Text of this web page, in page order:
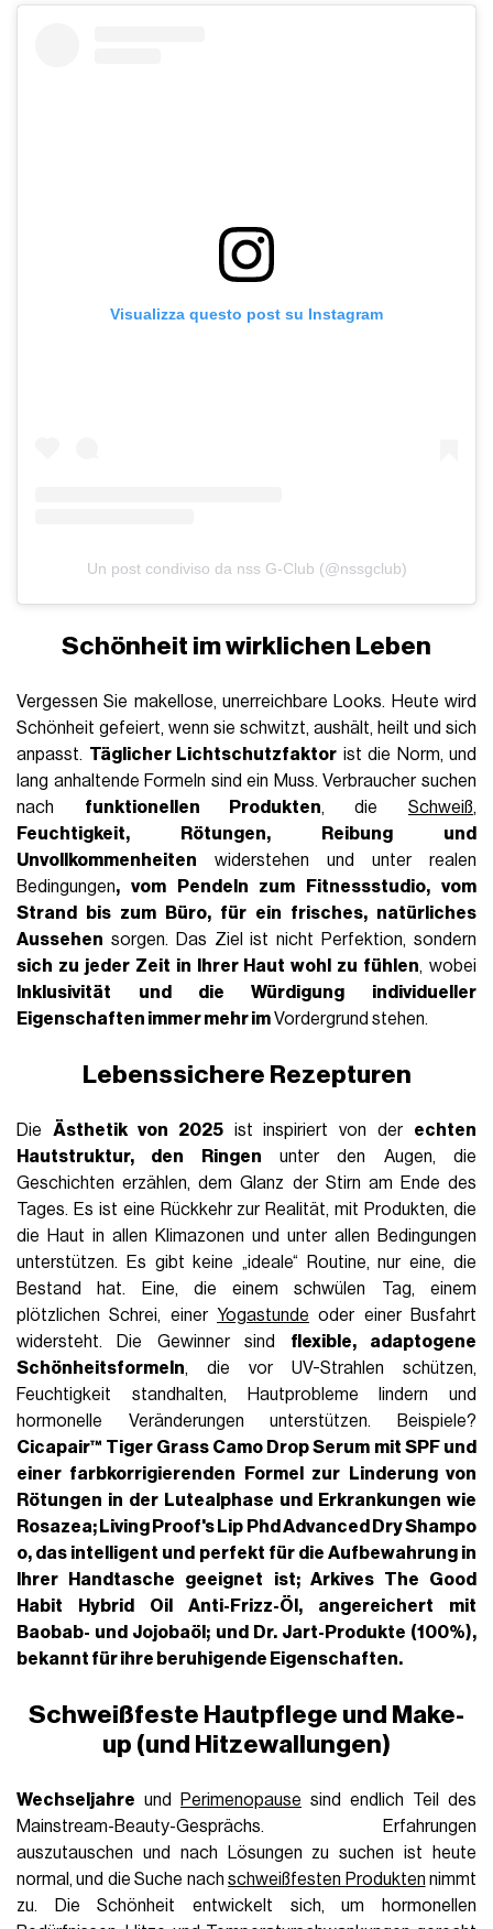
Visualizza questo post su Instagram
Un post condiviso da nss G-Club (@nssgclub)
Schönheit im wirklichen Leben
Vergessen Sie makellose, unerreichbare Looks. Heute wird
Schönheit gefeiert, wenn sie schwitzt, aushält, heilt und sich
anpasst. Täglicher Lichtschutzfaktor ist die Norm, und
lang anhaltende Formeln sind ein Muss. Verbraucher suchen
nach funktionellen Produkten, die Schweiß,
Feuchtigkeit, Rötungen, Reibung und
Unvollkommenheiten widerstehen und unter realen
Bedingungen, vom Pendeln zum Fitnessstudio, vom
Strand bis zum Büro, für ein frisches, natürliches
Aussehen sorgen. Das Ziel ist nicht Perfektion, sondern
sich zu jeder Zeit in Ihrer Haut wohl zu fühlen, wobei
Inklusivität und die Würdigung individueller
Eigenschaften immer mehr imVordergrund stehen.
Lebenssichere Rezepturen
Die Ästhetik von 2025ist inspiriert von der echten
Hautstruktur, den Ringen unter den Augen, die
Geschichten erzählen, dem Glanz der Stirn am Ende des
Tages. Es ist eine Rückkehr zur Realität, mit Produkten, die
die Haut in allen Klimazonen und unter allen Bedingungen
unterstützen. Es gibt keine „ideale“ Routine, nur eine, die
Bestand hat. Eine, die einem schwülen Tag, einem
plötzlichen Schrei, einer Yogastunde oder einer Busfahrt
widersteht. Die Gewinner sind flexible, adaptogene
Schönheitsformeln, die vor UV-Strahlen schützen,
Feuchtigkeit standhalten, Hautprobleme lindern und
hormonelle Veränderungen unterstützen. Beispiele?
Cicapair™ Tiger Grass Camo Drop Serum mit SPF und
einer farbkorrigierenden Formel zur Linderung von
Rötungen in der Lutealphase und Erkrankungen wie
Rosazea; Living Proof's Lip Phd Advanced Dry Shampo
o, das intelligent und perfekt für die Aufbewahrung in
Ihrer Handtasche geeignet ist; Arkives The Good
Habit Hybrid Oil Anti-Frizz-Öl, angereichert mit
Baobab- und Jojobaöl ; und Dr. Jart-Produkte (100%),
bekannt für ihre beruhigende Eigenschaften.
Schweißfeste Hautpflege und Make-
up (und Hitzewallungen)
Wechseljahre und Perimenopause sind endlich Teil des
Mainstream-Beauty-Gesprächs. Erfahrungen
auszutauschen und nach Lösungen zu suchen ist heute
normal, und die Suche nachschweißfesten Produkten nimmt
zu. Die Schönheit entwickelt sich, um hormonellen